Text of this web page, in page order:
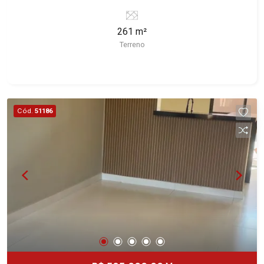
deste imóvel que a Martinelli Imobiliária
selecionou para você: - 261m² de área terreno -
terrenos residenciais e comerciais nos bairros
mais desejados da Zona Sul, reconhecidos por
sua segurança, infraestrutura e qualidade de vida
prestígio da região, como: Alto da Boa Vista,
Jardim Botânico, Jardim Olhos D`Água, Vila do
Golfe, City Ribeirão, Jardim Canadá, Guaporé,
Ilhas do Sul, Jardim Nova Aliança, Boulevard,
Quinta da Primavera, Bonfim Paulista, Vila Seixas,
Jardim Paulista, Jardim Paulistano, Lagoinha,
261 m²
Terreno
Cód. 51186